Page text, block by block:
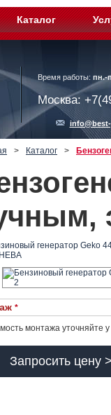
Каталог
Время работы: пн.-
Москва:
> Каталог >
*
монтажа уточняйте
Запросить цену